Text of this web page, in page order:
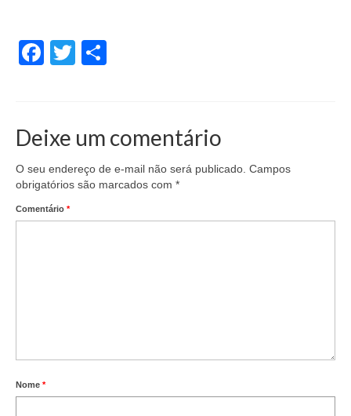
Facebook
Twitter
Deixe um comentário
O seu endereço de e-mail não será publicado. Campos
obrigatórios são marcados com *
Comentário *
Nome *